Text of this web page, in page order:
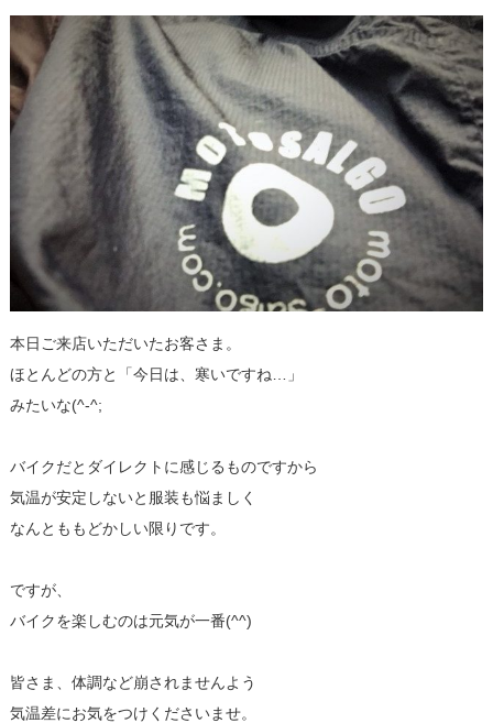
本日ご来店いただいたお客さま。
ほとんどの方と「今日は、寒いですね…」
みたいな(^-^;
バイクだとダイレクトに感じるものですから
気温が安定しないと服装も悩ましく
なんとももどかしい限りです。
ですが、
バイクを楽しむのは元気が一番(^^)
皆さま、体調など崩されませんよう
気温差にお気をつけくださいませ。